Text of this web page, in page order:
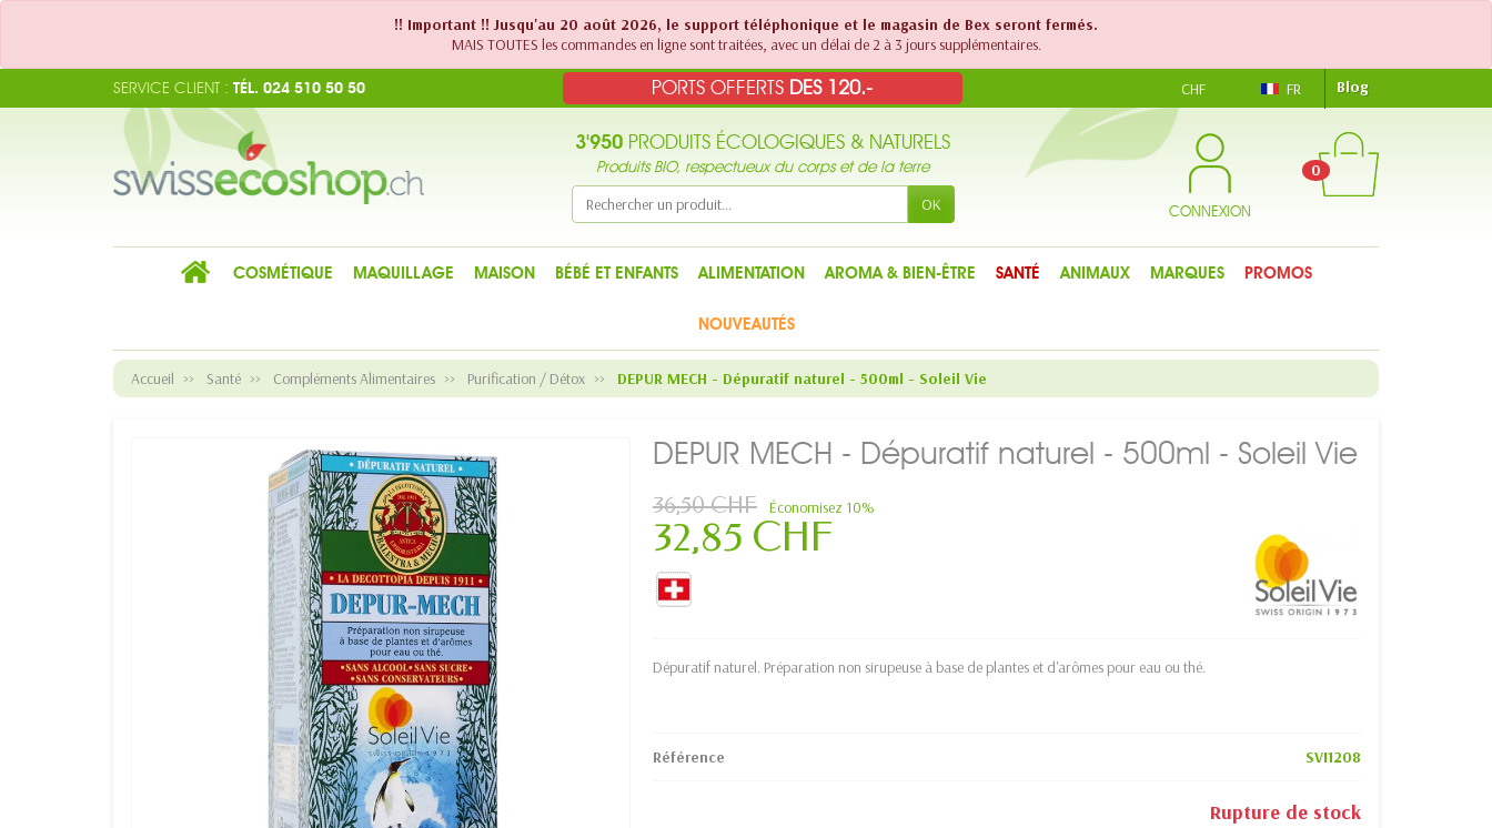
!! Important !! Jusqu'au 20 août 2026, le support téléphonique et le magasin de Bex seront fermés.
MAIS TOUTES les commandes en ligne sont traitées, avec un délai de 2 à 3 jours supplémentaires.
PORTS OFFERTS DES 120.-
SERVICE CLIENT : TÉL. 024 510 50 50 CHF FR Blog
3'950 PRODUITS ÉCOLOGIQUES & NATURELS
Produits BIO, respectueux du corps et de la terre
OK CONNEXION
0
COSMÉTIQUE MAQUILLAGE MAISON BÉBÉ ET ENFANTS ALIMENTATION AROMA & BIEN-ÊTRE SANTÉ ANIMAUX MARQUES PROMOS
NOUVEAUTÉS
Accueil Santé Compléments Alimentaires Purification / Détox DEPUR MECH - Dépuratif naturel - 500ml - Soleil Vie
DEPUR MECH - Dépuratif naturel - 500ml - Soleil Vie
36,50 CHF Économisez 10%
32,85 CHF
Dépuratif naturel. Préparation non sirupeuse à base de plantes et d'arômes pour eau ou thé.
Référence SVI1208
Rupture de stock